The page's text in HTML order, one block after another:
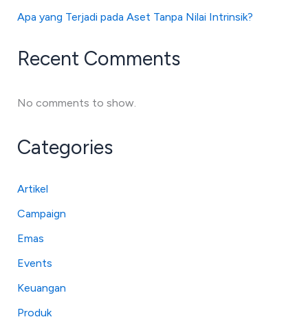
Apa yang Terjadi pada Aset Tanpa Nilai Intrinsik?
Recent Comments
No comments to show.
Categories
Artikel
Campaign
Emas
Events
Keuangan
Produk